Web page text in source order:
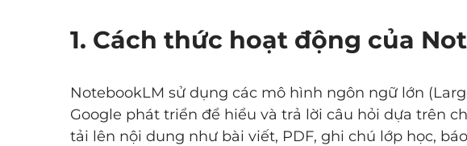
1. Cách thức hoạt động của
NotebookLM sử dụng các mô hình ngôn ngữ lớn
Google phát triển để hiểu và trả lời câu hỏi dựa trên
tải lên nội dung như bài viết, PDF, ghi chú lớp học,